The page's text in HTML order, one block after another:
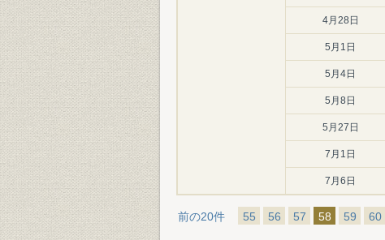
4月28日
5月1日
5月4日
5月8日
5月27日
7月1日
7月6日
前の20件 55 56 57 58 59 60